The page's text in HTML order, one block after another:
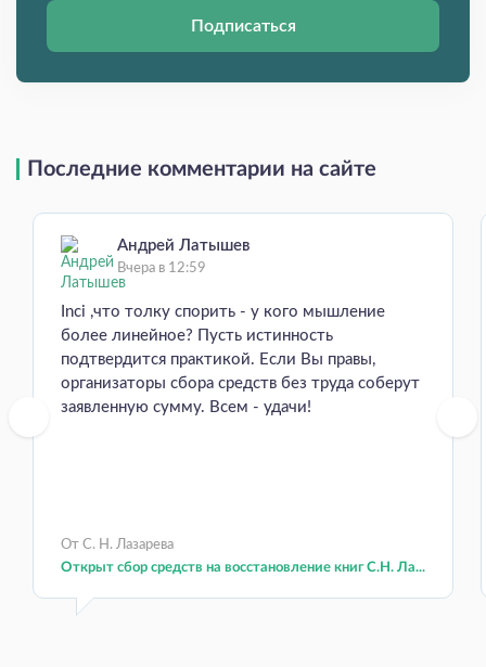
Подписаться
Последние комментарии на сайте
Андрей Латышев
Вчера в 12:59
Inci ,что толку спорить - у кого мышление
более линейное? Пусть истинность
подтвердится практикой. Если Вы правы,
организаторы сбора средств без труда соберут
заявленную сумму. Всем - удачи!
От С. Н. Лазарева
Открыт сбор средств на восстановление книг С.Н. Ла...